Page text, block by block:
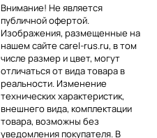
Внимание! Не является
публичной офертой.
Изображения, размещенные на
нашем сайте carel-rus.ru, в том
числе размер и цвет, могут
отличаться от вида товара в
реальности. Изменение
технических характеристик,
внешнего вида, комплектации
товара, возможны без
уведомления покупателя. В